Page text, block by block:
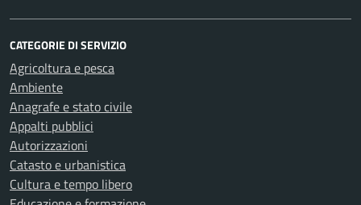
CATEGORIE DI SERVIZIO
Agricoltura e pesca
Ambiente
Anagrafe e stato civile
Appalti pubblici
Autorizzazioni
Catasto e urbanistica
Cultura e tempo libero